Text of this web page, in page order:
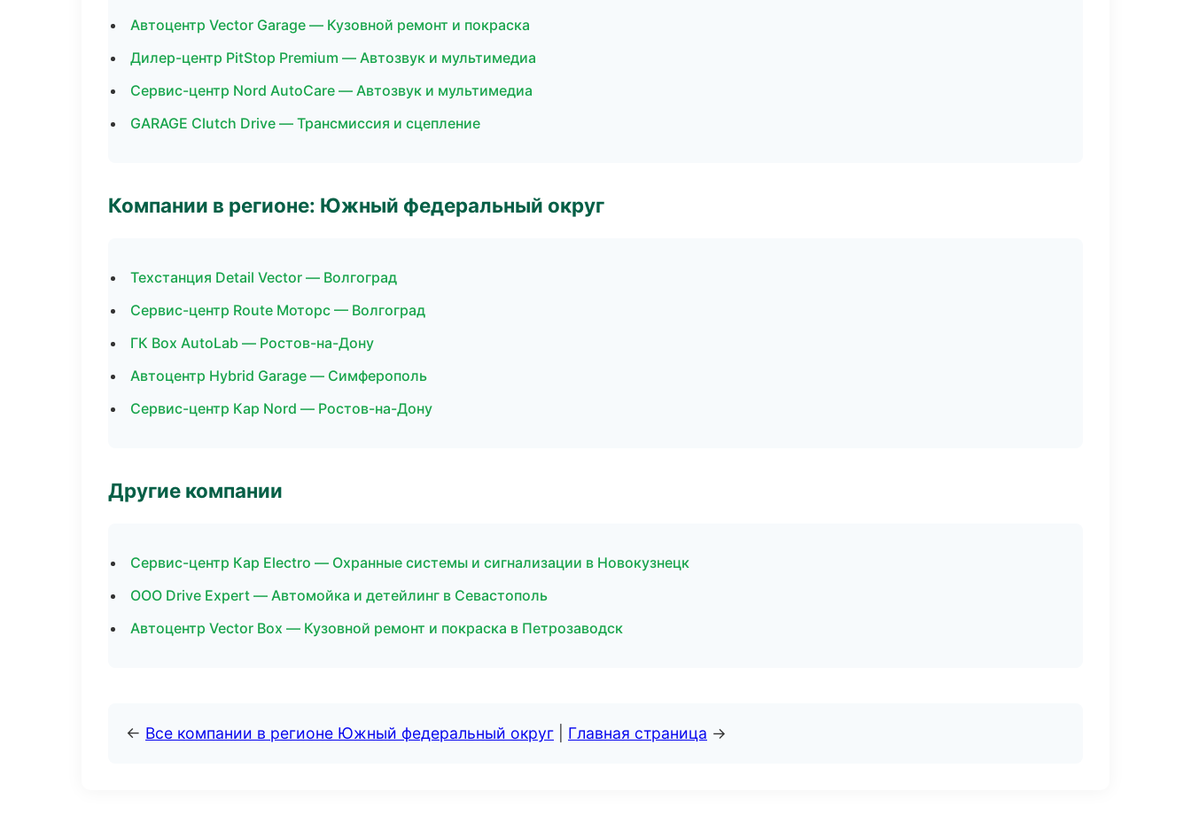
Автоцентр Vector Garage — Кузовной ремонт и покраска
Дилер-центр PitStop Premium — Автозвук и мультимедиа
Сервис-центр Nord AutoCare — Автозвук и мультимедиа
GARAGE Clutch Drive — Трансмиссия и сцепление
Компании в регионе: Южный федеральный округ
Техстанция Detail Vector — Волгоград
Сервис-центр Route Моторс — Волгоград
ГК Box AutoLab — Ростов-на-Дону
Автоцентр Hybrid Garage — Симферополь
Сервис-центр Кар Nord — Ростов-на-Дону
Другие компании
Сервис-центр Кар Electro — Охранные системы и сигнализации в Новокузнецк
ООО Drive Expert — Автомойка и детейлинг в Севастополь
Автоцентр Vector Box — Кузовной ремонт и покраска в Петрозаводск
← Все компании в регионе Южный федеральный округ Главная страница →